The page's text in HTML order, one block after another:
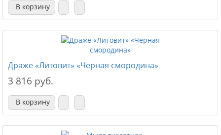
В корзину
Драже «Литовит» «Черная смородина»
3 816 руб.
В корзину